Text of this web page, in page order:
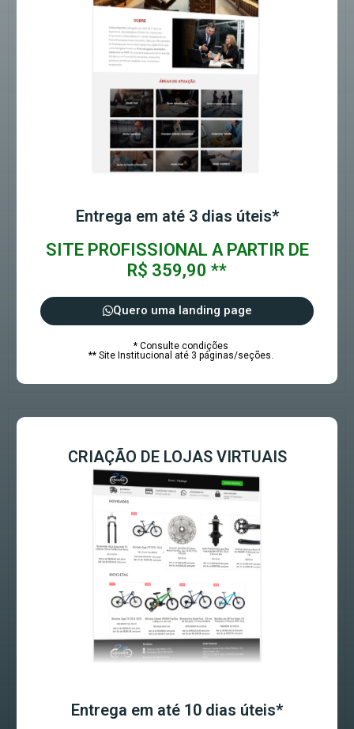
Entrega em até 3 dias úteis*
SITE PROFISSIONAL A PARTIR DE
R$ 359,90 **
Quero uma landing page
* Consulte condições
** Site Institucional até 3 páginas/seções.
CRIAÇÃO DE LOJAS VIRTUAIS
Entrega em até 10 dias úteis*